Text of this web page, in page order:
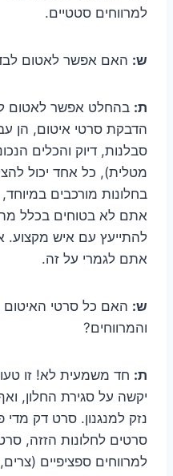
למרווחים סטטיים.
ש: האם אפשר לאטום
ת: בהחלט אפשר לאטום
סבלנות, דיוק והכלים
מטלית), כל אחד יכול
בחלונות מורכבים
אתם לא בטוחים בכלל
להתייעץ עם איש
אתם לגמרי על זה.
ש: האם כל סרטי האיטום
והמרווחים?
ת: חד משמעית לא! זו
יקשה על סגירת החלון,
נזק למנגנון. סרט דק
סרטים לחלונות הזזה,
למרווחים ספציפיים